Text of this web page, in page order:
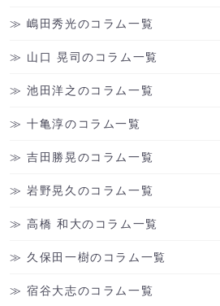
嶋田秀光のコラム一覧
山口 晃司のコラム一覧
池田洋之のコラム一覧
十亀淳のコラム一覧
吉田勝晃のコラム一覧
岩野晃久のコラム一覧
高橋 和大のコラム一覧
久保田一樹のコラム一覧
宿谷大志のコラム一覧